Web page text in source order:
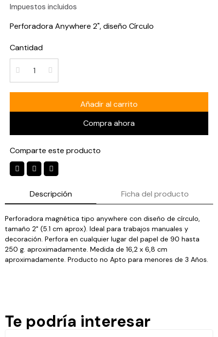
Impuestos incluidos
Perforadora Anywhere 2", diseño Círculo
Cantidad
Añadir al carrito
Compra ahora
Comparte este producto
Descripción Ficha del producto
Perforadora magnética tipo anywhere con diseño de círculo,
tamaño 2" (5.1 cm aprox). Ideal para trabajos manuales y
decoración. Perfora en cualquier lugar del papel de 90 hasta
250 g. aproximadamente. Medida de 16,2 x 6,8 cm
aproximadamente. Producto no Apto para menores de 3 Años.
Te podría interesar